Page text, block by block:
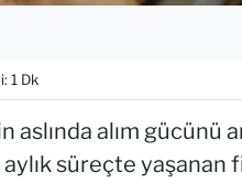
1 Dk
aslında alım gücünü
süreçte yaşanan